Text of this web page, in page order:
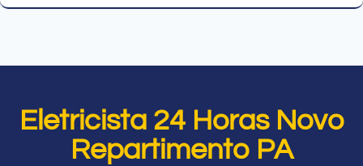
Eletricista 24 Horas Novo
Repartimento PA